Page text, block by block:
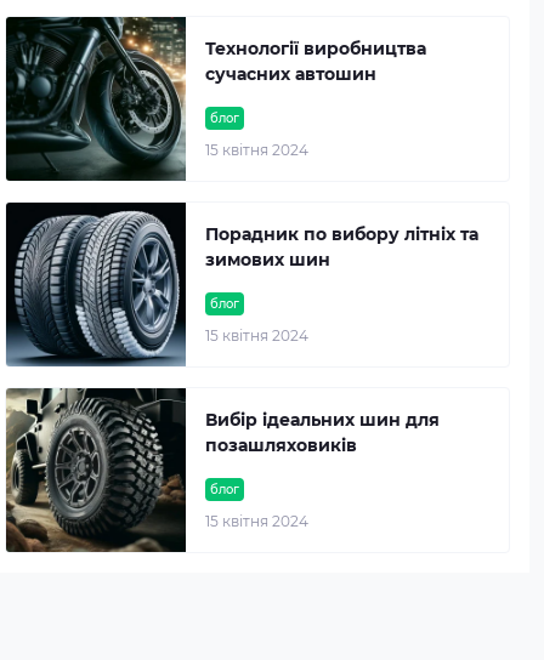
блог
15 квітня 2024
Технології виробництва
сучасних автошин
блог
15 квітня 2024
Порадник по вибору літніх та
зимових шин
блог
15 квітня 2024
Вибір ідеальних шин для
позашляховиків